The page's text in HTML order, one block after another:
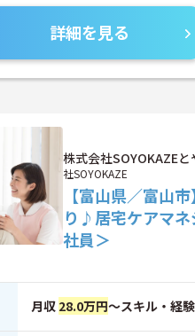
詳細を見る
株式会社SOYOKAZE
社SOYOKAZE
【富山県／富山
り♪居宅ケアマネ
社員＞
月収 28.0万円～スキル・経